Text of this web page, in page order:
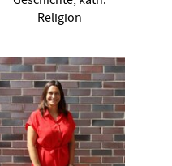
Religion